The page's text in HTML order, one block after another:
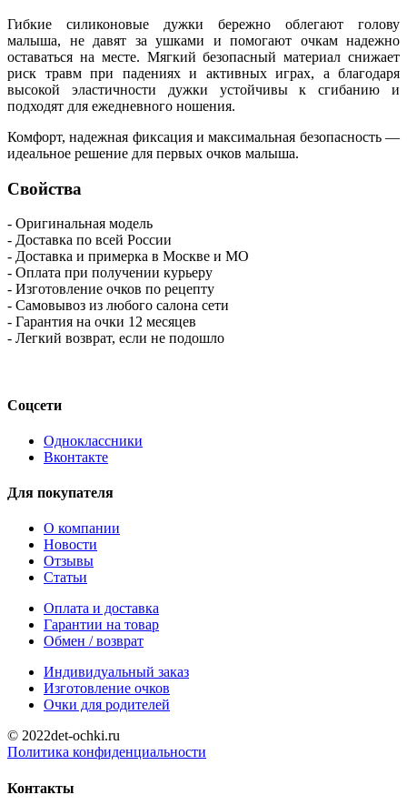
Гибкие силиконовые дужки бережно облегают голову
малыша, не давят за ушками и помогают очкам надежно
оставаться на месте. Мягкий безопасный материал снижает
риск травм при падениях и активных играх, а благодаря
высокой эластичности дужки устойчивы к сгибанию и
подходят для ежедневного ношения.
Комфорт, надежная фиксация и максимальная безопасность —
идеальное решение для первых очков малыша.
Свойства
- Оригинальная модель
- Доставка по всей России
- Доставка и примерка в Москве и МО
- Оплата при получении курьеру
- Изготовление очков по рецепту
- Самовывоз из любого салона сети
- Гарантия на очки 12 месяцев
- Легкий возврат, если не подошло
Соцсети
Одноклассники
Вконтакте
Для покупателя
О компании
Новости
Отзывы
Статьи
Оплата и доставка
Гарантии на товар
Обмен / возврат
Индивидуальный заказ
Изготовление очков
Очки для родителей
© 2022det-ochki.ru
Политика конфиденциальности
Контакты